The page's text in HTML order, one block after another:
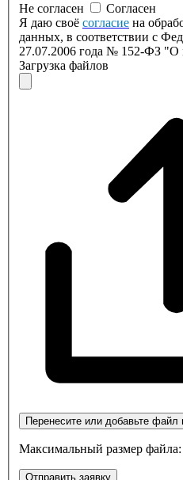
Не согласен
Согласен
Я даю своё согласие на
данных, в соответствии с
27.07.2006 года № 152-ФЗ "О
Загрузка файлов
Перенесите или добавьте файл
Максимальный размер
Отправить заявку